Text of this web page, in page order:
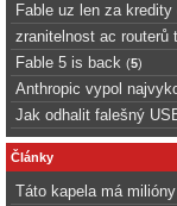
Fable uz len za kredity
zranitelnost ac routerů
Fable 5 is back (5)
Anthropic vypol
Jak odhalit falešný
Články
Táto kapela má